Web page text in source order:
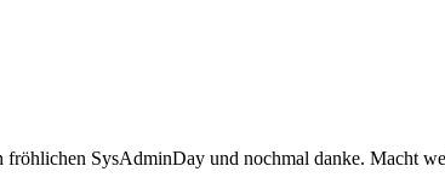
fröhlichen SysAdminDay und nochmal danke. Macht